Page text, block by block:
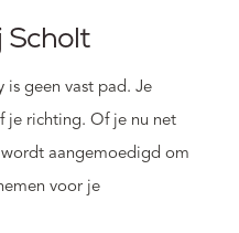
Scholt
is geen vast pad. Je
je richting. Of je nu net
aangemoedigd om
voor je